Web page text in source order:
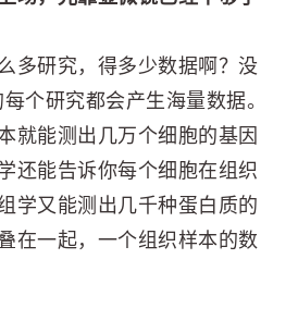
多研究，得多少数据啊？没
个研究都会产生海量数据。
就能测出几万个细胞的基因
还能告诉你每个细胞在组织
学又能测出几千种蛋白质的
在一起，一个组织样本的数